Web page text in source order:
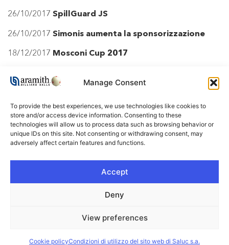
Manage Consent
To provide the best experiences, we use technologies like cookies to
store and/or access device information. Consenting to these
technologies will allow us to process data such as browsing behavior or
unique IDs on this site. Not consenting or withdrawing consent, may
adversely affect certain features and functions.
Accept
Deny
View preferences
Cookie policyCondizioni di utilizzo del sito web di Saluc s.a.
26/10/2017 SpillGuard JS
26/10/2017 Simonis aumenta la sponsorizzazione
18/12/2017 Mosconi Cup 2017
28/06/2017Atlantic Cup 28 giugno 2017
Copyright © Saluc 2026 - All Rights Reserved​
Latest update: 17/02/2026